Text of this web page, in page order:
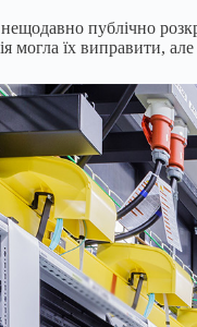
публічно
могла їх виправити,